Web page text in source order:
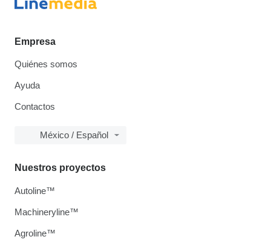
Empresa
Quiénes somos
Ayuda
Contactos
México / Español
Nuestros proyectos
Autoline™
Machineryline™
Agroline™